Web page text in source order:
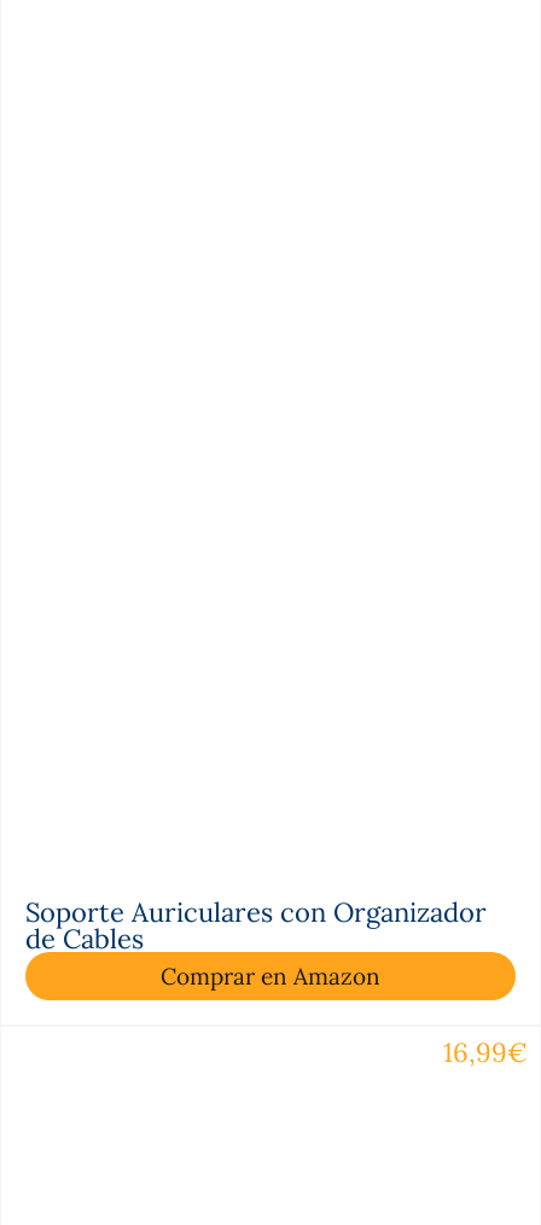
Soporte Auriculares con Organizador
de Cables
Comprar en Amazon
16,99€